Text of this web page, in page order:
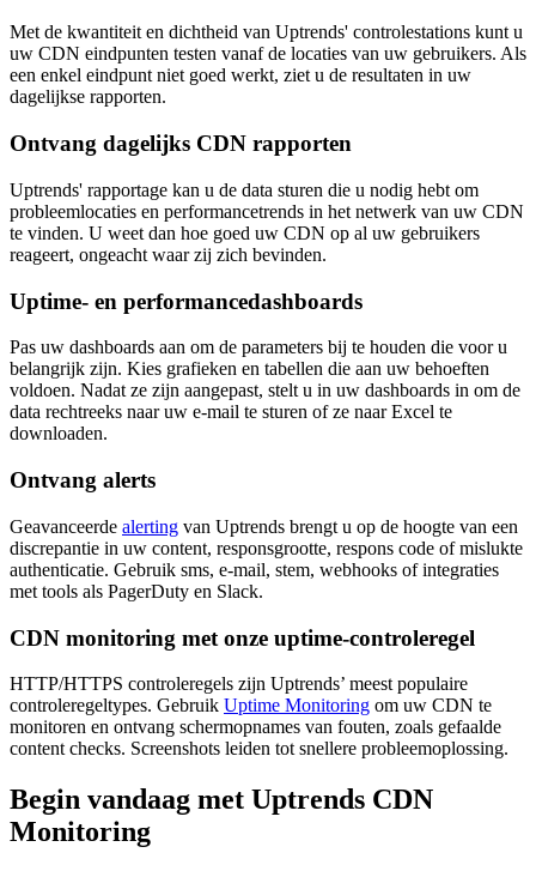
Met de kwantiteit en dichtheid van Uptrends' controlestations kunt u
uw CDN eindpunten testen vanaf de locaties van uw gebruikers. Als
een enkel eindpunt niet goed werkt, ziet u de resultaten in uw
dagelijkse rapporten.
Ontvang dagelijks CDN rapporten
Uptrends' rapportage kan u de data sturen die u nodig hebt om
probleemlocaties en performancetrends in het netwerk van uw CDN
te vinden. U weet dan hoe goed uw CDN op al uw gebruikers
reageert, ongeacht waar zij zich bevinden.
Uptime- en performancedashboards
Pas uw dashboards aan om de parameters bij te houden die voor u
belangrijk zijn. Kies grafieken en tabellen die aan uw behoeften
voldoen. Nadat ze zijn aangepast, stelt u in uw dashboards in om de
data rechtreeks naar uw e-mail te sturen of ze naar Excel te
downloaden.
Ontvang alerts
Geavanceerde alerting van Uptrends brengt u op de hoogte van een
discrepantie in uw content, responsgrootte, respons code of mislukte
authenticatie. Gebruik sms, e-mail, stem, webhooks of integraties
met tools als PagerDuty en Slack.
CDN monitoring met onze uptime-controleregel
HTTP/HTTPS controleregels zijn Uptrends’ meest populaire
controleregeltypes. Gebruik Uptime Monitoring om uw CDN te
monitoren en ontvang schermopnames van fouten, zoals gefaalde
content checks. Screenshots leiden tot snellere probleemoplossing.
Begin vandaag met Uptrends CDN
Monitoring